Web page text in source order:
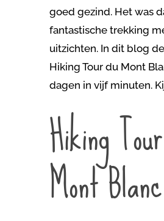
goed gezind. Het was
fantastische trekking
uitzichten. In dit blog
Hiking Tour du Mont
dagen in vijf minuten.
Hiking
Mont Blanc